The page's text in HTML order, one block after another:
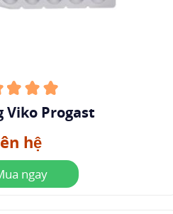
Viko Progast
hệ
ngay